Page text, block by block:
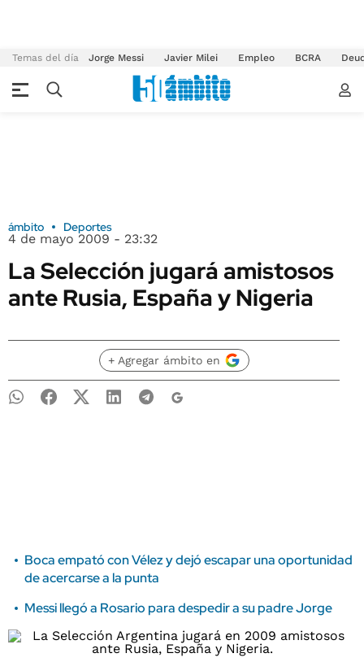
Temas del día Jorge Messi Javier Milei Empleo BCRA
ámbito Deportes
4 de mayo 2009 - 23:32
La Selección jugará amistosos
ante Rusia, España y Nigeria
+ Agregar ámbito en
Boca empató con Vélez y dejó escapar una oportunidad
de acercarse a la punta
Messi llegó a Rosario para despedir a su padre Jorge